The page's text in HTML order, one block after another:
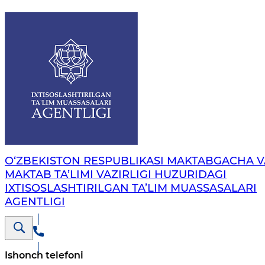
O‘ZBEKISTON RESPUBLIKASI MAKTABGACHA
MAKTAB TA’LIMI VAZIRLIGI HUZURIDAGI
IXTISOSLASHTIRILGAN TA’LIM MUASSASALARI
AGENTLIGI
Ishonch telefoni